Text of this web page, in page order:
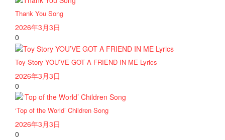
Thank You Song
2026年3月3日
0
Toy Story YOU’VE GOT A FRIEND IN ME Lyrics
2026年3月3日
0
‘Top of the World’ Children Song
2026年3月3日
0